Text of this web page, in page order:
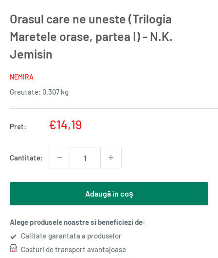
Orasul care ne uneste (Trilogia
Maretele orase, partea I) - N.K.
Jemisin
NEMIRA
Greutate: 0.307 kg
Pret:
Pret
€14,19
Cantitate:
Adaugă în coș
Alege produsele noastre si beneficiezi de:
Calitate garantata a produselor
Costuri de transport avantajoase